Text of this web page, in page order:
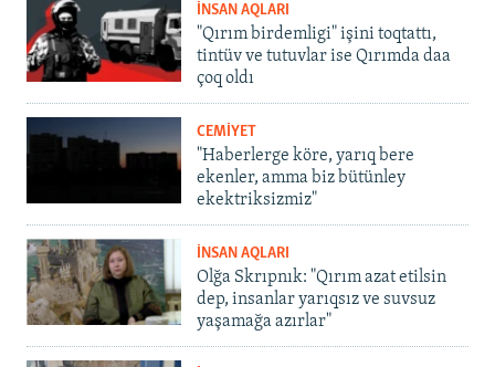
İNSAN AQLARI
"Qırım birdemligi" işini toqtattı,
tintüv ve tutuvlar ise Qırımda daa
çoq oldı
CEMİYET
"Haberlerge köre, yarıq bere
ekenler, amma biz bütünley
ekektriksizmiz"
İNSAN AQLARI
Olğa Skrıpnık: "Qırım azat etilsin
dep, insanlar yarıqsız ve suvsuz
yaşamağa azırlar"